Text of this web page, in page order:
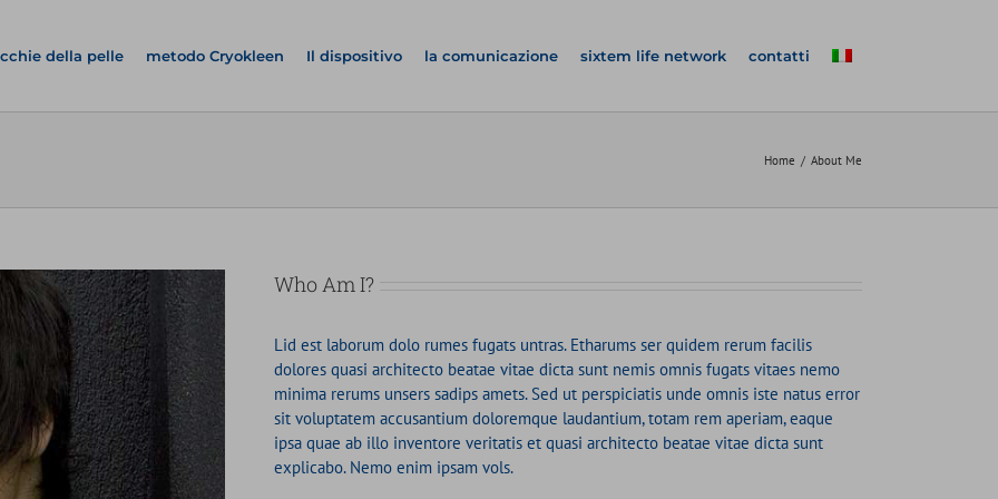
della pelle metodo Cryokleen Il dispositivo la comunicazione sixtem life network contatti
Home About Me
Who Am I?
Lid est laborum dolo rumes fugats untras. Etharums ser quidem rerum facilis
dolores quasi architecto beatae vitae dicta sunt nemis omnis fugats vitaes nemo
minima rerums unsers sadips amets. Sed ut perspiciatis unde omnis iste natus error
sit voluptatem accusantium doloremque laudantium, totam rem aperiam, eaque
ipsa quae ab illo inventore veritatis et quasi architecto beatae vitae dicta sunt
explicabo. Nemo enim ipsam vols.